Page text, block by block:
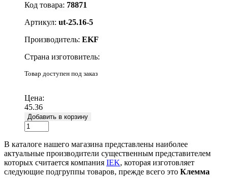
Код товара: 78871
Артикул: ut-25.16-5
Производитель: EKF
Страна изготовитель:
Товар доступен под заказ
Цена:
45.36
Добавить в корзину
В каталоге нашего магазина представлены наиболее
актуальные производители существенным представителем
которых считается компания IEK, которая изготовляет
следующие подгруппы товаров, прежде всего это Клемма